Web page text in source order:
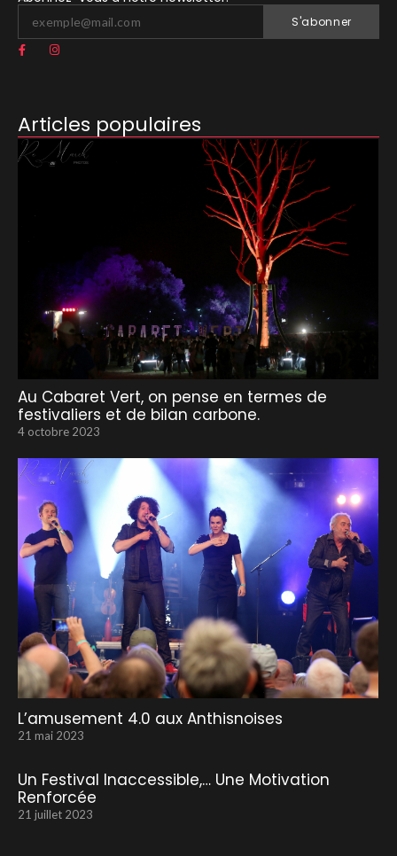
S'abonner
Articles populaires
Au Cabaret Vert, on pense en termes de
festivaliers et de bilan carbone.
4 octobre 2023
L’amusement 4.0 aux Anthisnoises
21 mai 2023
Un Festival Inaccessible,… Une Motivation
Renforcée
21 juillet 2023